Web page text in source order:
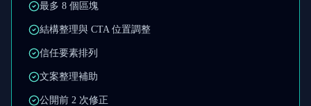
最多 8 個區塊
結構整理與 CTA 位置調整
信任要素排列
文案整理補助
公開前 2 次修正